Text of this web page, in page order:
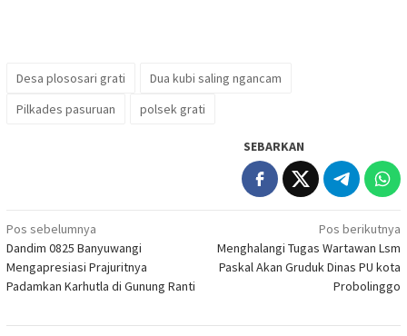
Desa plososari grati
Dua kubi saling ngancam
Pilkades pasuruan
polsek grati
SEBARKAN
Navigasi
pos
Pos sebelumnya
Dandim 0825 Banyuwangi
Mengapresiasi Prajuritnya
Padamkan Karhutla di Gunung Ranti
Pos berikutnya
Menghalangi Tugas Wartawan Lsm
Paskal Akan Gruduk Dinas PU kota
Probolinggo